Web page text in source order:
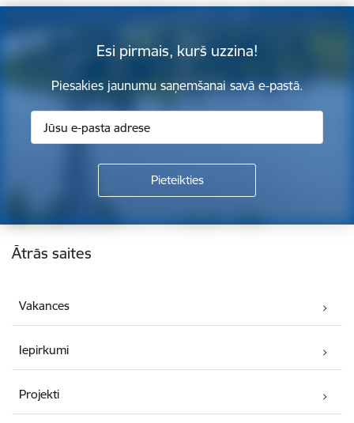
Esi pirmais, kurš uzzina!
Piesakies jaunumu saņemšanai savā e-pastā.
Kājene
Ātrās saites
Vakances
Iepirkumi
Projekti